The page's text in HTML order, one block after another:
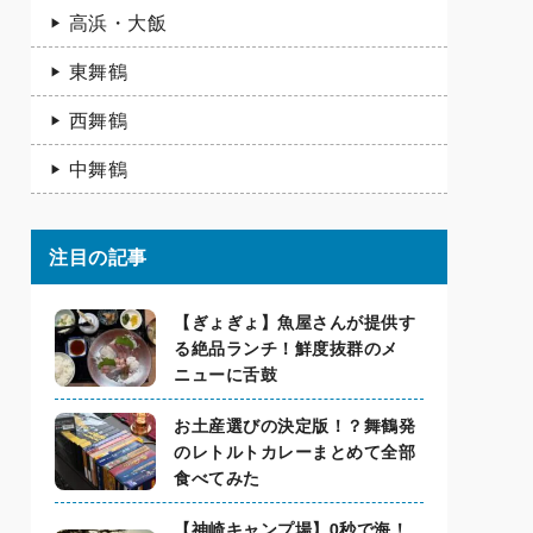
高浜・大飯
東舞鶴
西舞鶴
中舞鶴
注目の記事
【ぎょぎょ】魚屋さんが提供す
る絶品ランチ！鮮度抜群のメ
ニューに舌鼓
お土産選びの決定版！？舞鶴発
のレトルトカレーまとめて全部
食べてみた
【神崎キャンプ場】0秒で海！